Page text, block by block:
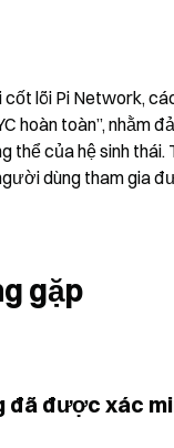
lõi Pi Network,
hoàn toàn”, nhằm
thể của hệ sinh
dùng tham gia
gặp
đã được xác